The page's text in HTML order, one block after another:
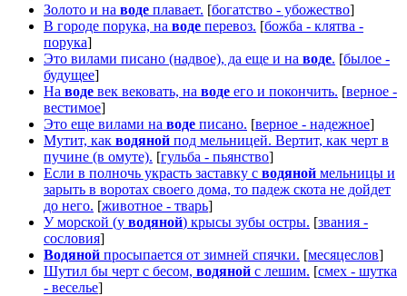
Золото и на воде плавает. [богатство - убожество]
В городе порука, на воде перевоз. [божба - клятва -
порука]
Это вилами писано (надвое), да еще и на воде. [былое -
будущее]
На воде век вековать, на воде его и покончить. [верное -
вестимое]
Это еще вилами на воде писано. [верное - надежное]
Мутит, как водяной под мельницей. Вертит, как черт в
пучине (в омуте). [гульба - пьянство]
Если в полночь украсть заставку с водяной мельницы и
зарыть в воротах своего дома, то падеж скота не дойдет
до него. [животное - тварь]
У морской (у водяной) крысы зубы остры. [звания -
сословия]
Водяной просыпается от зимней спячки. [месяцеслов]
Шутил бы черт с бесом, водяной с лешим. [смех - шутка
- веселье]